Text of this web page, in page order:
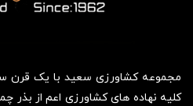
مجموعه کشاورزی سعید با یک قرن
کلیه نهاده های کشاورزی اعم از